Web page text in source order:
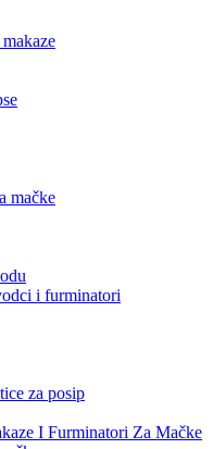
mačke
i furminatori
za posip
I Furminatori Za Mačke